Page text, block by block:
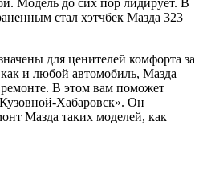
Модель до сих пор лидирует. В
стал хэтчбек Мазда 323
для ценителей комфорта за
и любой автомобиль, Мазда
В этом вам поможет
Хабаровск». Он
Мазда таких моделей, как